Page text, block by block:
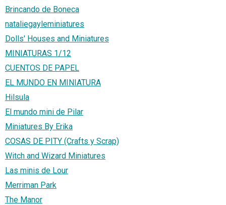
Brincando de Boneca
nataliegayleminiatures
Dolls' Houses and Miniatures
MINIATURAS 1/12
CUENTOS DE PAPEL
EL MUNDO EN MINIATURA
Hilsula
El mundo mini de Pilar
Miniatures By Erika
COSAS DE PITY (Crafts y Scrap)
Witch and Wizard Miniatures
Las minis de Lour
Merriman Park
The Manor